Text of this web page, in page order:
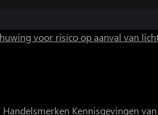
voor risico op aanval van
Handelsmerken Kennisgevingen